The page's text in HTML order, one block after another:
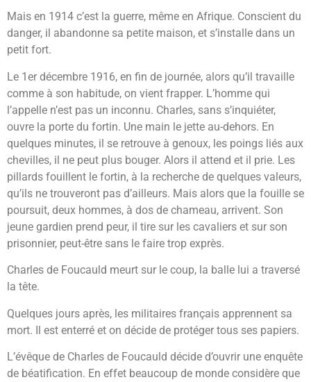
Mais en 1914 c’est la guerre, même en Afrique. Conscient du
danger, il abandonne sa petite maison, et s’installe dans un
petit fort.
Le 1er décembre 1916, en fin de journée, alors qu’il travaille
comme à son habitude, on vient frapper. L’homme qui
l’appelle n’est pas un inconnu. Charles, sans s’inquiéter,
ouvre la porte du fortin. Une main le jette au-dehors. En
quelques minutes, il se retrouve à genoux, les poings liés aux
chevilles, il ne peut plus bouger. Alors il attend et il prie. Les
pillards fouillent le fortin, à la recherche de quelques valeurs,
qu’ils ne trouveront pas d’ailleurs. Mais alors que la fouille se
poursuit, deux hommes, à dos de chameau, arrivent. Son
jeune gardien prend peur, il tire sur les cavaliers et sur son
prisonnier, peut-être sans le faire trop exprès.
Charles de Foucauld meurt sur le coup, la balle lui a traversé
la tête.
Quelques jours après, les militaires français apprennent sa
mort. Il est enterré et on décide de protéger tous ses papiers.
L’évêque de Charles de Foucauld décide d’ouvrir une enquête
de béatification. En effet beaucoup de monde considère que